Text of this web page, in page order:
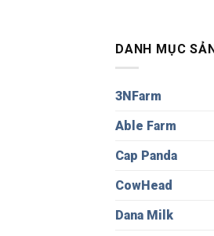
DANH MỤC
3NFarm
Able Farm
Cap Panda
CowHead
Dana Milk